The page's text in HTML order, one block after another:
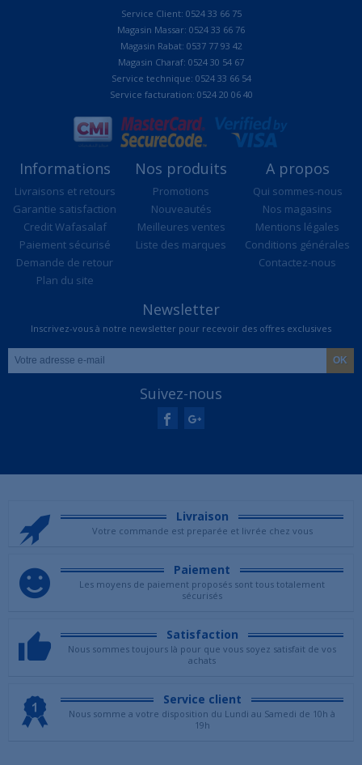
Service Client: 0524 33 66 75
Magasin Massar: 0524 33 66 76
Magasin Rabat: 0537 77 93 42
Magasin Charaf: 0524 30 54 67
Service technique: 0524 33 66 54
Service facturation: 0524 20 06 40
Informations
Livraisons et retours
Garantie satisfaction
Credit Wafasalaf
Paiement sécurisé
Demande de retour
Plan du site
Nos produits
Promotions
Nouveautés
Meilleures ventes
Liste des marques
A propos
Qui sommes-nous
Nos magasins
Mentions légales
Conditions générales
Contactez-nous
Newsletter
Inscrivez-vous à notre newsletter pour recevoir des offres exclusives
Suivez-nous
Livraison
Votre commande est preparée et livrée chez vous
Paiement
Les moyens de paiement proposés sont tous totalement
sécurisés
Satisfaction
Nous sommes toujours là pour que vous soyez satisfait de vos
achats
Service client
Nous somme a votre disposition du Lundi au Samedi de 10h à
19h